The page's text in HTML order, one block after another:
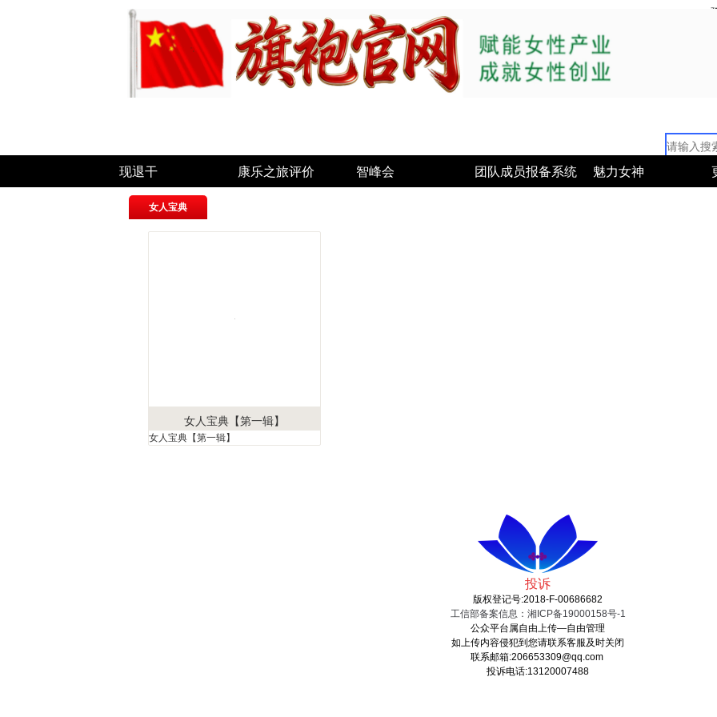
现退干 康乐之旅评价 智峰会 团队成员报备系统 魅力女神
女人宝典
女人宝典【第一辑】
女人宝典【第一辑】
投诉
版权登记号:2018-F-00686682
工信部备案信息：湘ICP备19000158号-1
公众平台属自由上传—自由管理
如上传内容侵犯到您请联系客服及时关闭
联系邮箱:206653309@qq.com
投诉电话:13120007488